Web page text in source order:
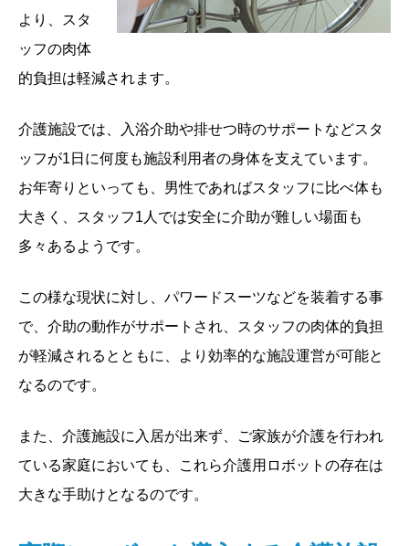
より、スタ
ッフの肉体
的負担は軽減されます。
介護施設では、入浴介助や排せつ時のサポートなどスタ
ッフが1日に何度も施設利用者の身体を支えています。
お年寄りといっても、男性であればスタッフに比べ体も
大きく、スタッフ1人では安全に介助が難しい場面も
多々あるようです。
この様な現状に対し、パワードスーツなどを装着する事
で、介助の動作がサポートされ、スタッフの肉体的負担
が軽減されるとともに、より効率的な施設運営が可能と
なるのです。
また、介護施設に入居が出来ず、ご家族が介護を行われ
ている家庭においても、これら介護用ロボットの存在は
大きな手助けとなるのです。